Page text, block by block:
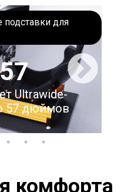
для
Ultrawide-
57 дюймов
комфорта